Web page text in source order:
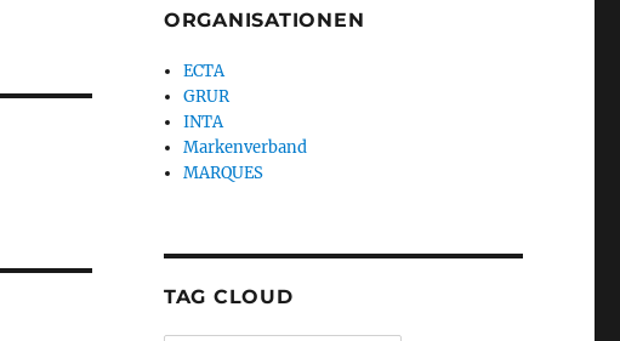
ORGANISATIONEN
ECTA
GRUR
INTA
Markenverband
MARQUES
TAG CLOUD